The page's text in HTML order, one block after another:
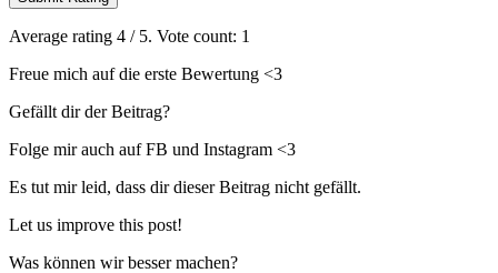
Average rating 4 / 5. Vote count: 1
Freue mich auf die erste Bewertung <3
Gefällt dir der Beitrag?
Folge mir auch auf FB und Instagram <3
Es tut mir leid, dass dir dieser Beitrag nicht gefällt.
Let us improve this post!
Was können wir besser machen?